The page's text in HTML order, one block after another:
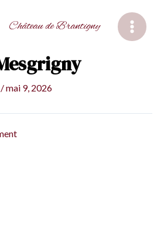
Château de Brantigny
Main
/mai 9, 2026